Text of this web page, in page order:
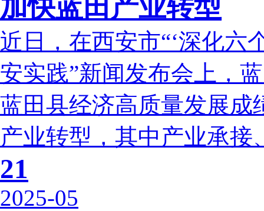
加快蓝田产业转型
近日，在西安市“‘深化六
安实践”新闻发布会上，
蓝田县经济高质量发展成
产业转型，其中产业承接
21
2025-05